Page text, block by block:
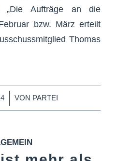
„Die Aufträge an die
bzw. März erteilt
Thomas
VON PARTEI